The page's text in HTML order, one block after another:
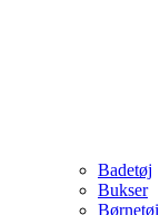
Badetøj
Bukser
Børnetøj